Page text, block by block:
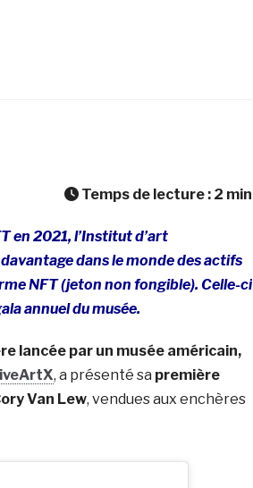
Temps de lecture : 2 min
en 2021, l’Institut d’art
dans le monde des actifs
NFT (jeton non fongible). Celle-ci
annuel du musée.
lancée par un musée américain,
, a présenté sa première
Van Lew, vendues aux enchères